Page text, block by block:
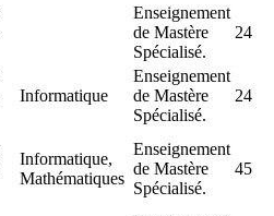
Enseignement
de Mastère
Spécialisé.
24
Informatique
Enseignement
de Mastère
Spécialisé.
24
Informatique,
Mathématiques
Enseignement
de Mastère
Spécialisé.
45